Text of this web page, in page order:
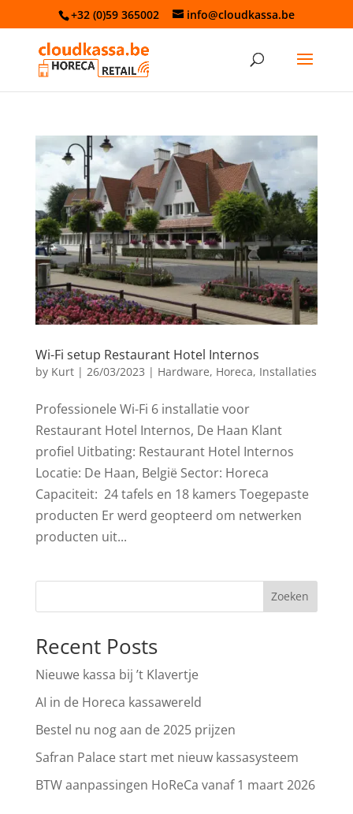
+32 (0)59 365002 info@cloudkassa.be
Wi-Fi setup Restaurant Hotel Internos
by Kurt| 26/03/2023 | Hardware, Horeca, Installaties
Professionele Wi-Fi 6 installatie voor
Restaurant Hotel Internos, De Haan Klant
profiel Uitbating: Restaurant Hotel Internos
Locatie: De Haan, België Sector: Horeca
Capaciteit: 24 tafels en 18 kamers Toegepaste
producten Er werd geopteerd om netwerken
producten uit...
Zoeken
Recent Posts
Nieuwe kassa bij ’t Klavertje
AI in de Horeca kassawereld
Bestel nu nog aan de 2025 prijzen
Safran Palace start met nieuw kassasysteem
BTW aanpassingen HoReCa vanaf 1 maart 2026